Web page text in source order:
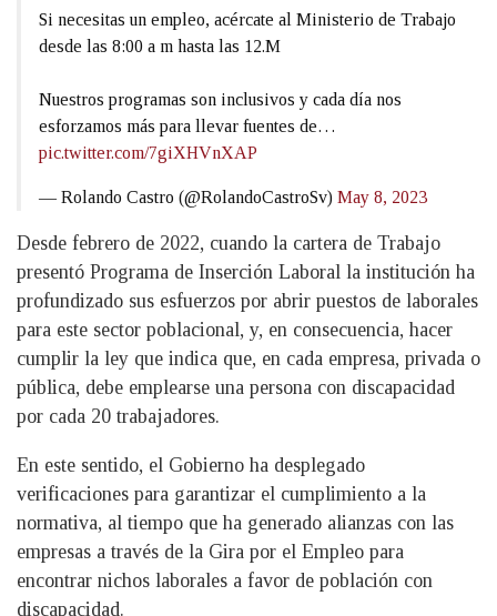
Si necesitas un empleo, acércate al Ministerio de Trabajo
desde las 8:00 a m hasta las 12.M
Nuestros programas son inclusivos y cada día nos
esforzamos más para llevar fuentes de…
pic.twitter.com/7giXHVnXAP
— Rolando Castro (@RolandoCastroSv) May 8, 2023
Desde febrero de 2022, cuando la cartera de Trabajo
presentó Programa de Inserción Laboral la institución ha
profundizado sus esfuerzos por abrir puestos de laborales
para este sector poblacional, y, en consecuencia, hacer
cumplir la ley que indica que, en cada empresa, privada o
pública, debe emplearse una persona con discapacidad
por cada 20 trabajadores.
En este sentido, el Gobierno ha desplegado
verificaciones para garantizar el cumplimiento a la
normativa, al tiempo que ha generado alianzas con las
empresas a través de la Gira por el Empleo para
encontrar nichos laborales a favor de población con
discapacidad.